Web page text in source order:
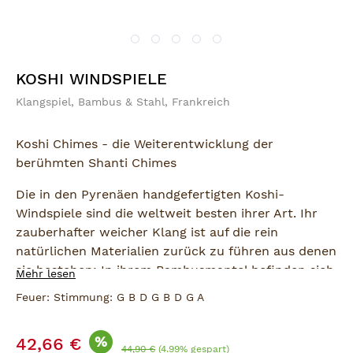
KOSHI WINDSPIELE
Klangspiel, Bambus & Stahl, Frankreich
Koshi Chimes - die Weiterentwicklung der
berühmten Shanti Chimes
Die in den Pyrenäen handgefertigten Koshi-
Windspiele sind die weltweit besten ihrer Art. Ihr
zauberhafter weicher Klang ist auf die rein
natürlichen Materialien zurück zu führen aus denen
sie bestehen: In ihrem Bambusmantel befinden sich
Klangstäbe aus speziell legiertem Stahl, die mittels
eines Pendels angeschlagen werden.
Hörproben finden Sie weiter unten.
Mehr lesen
Feuer: Stimmung: G B D G B D G A
Verkaufspreis:
42,66 € % Regulärer Preis:
44,90 € (4.99% gespart)